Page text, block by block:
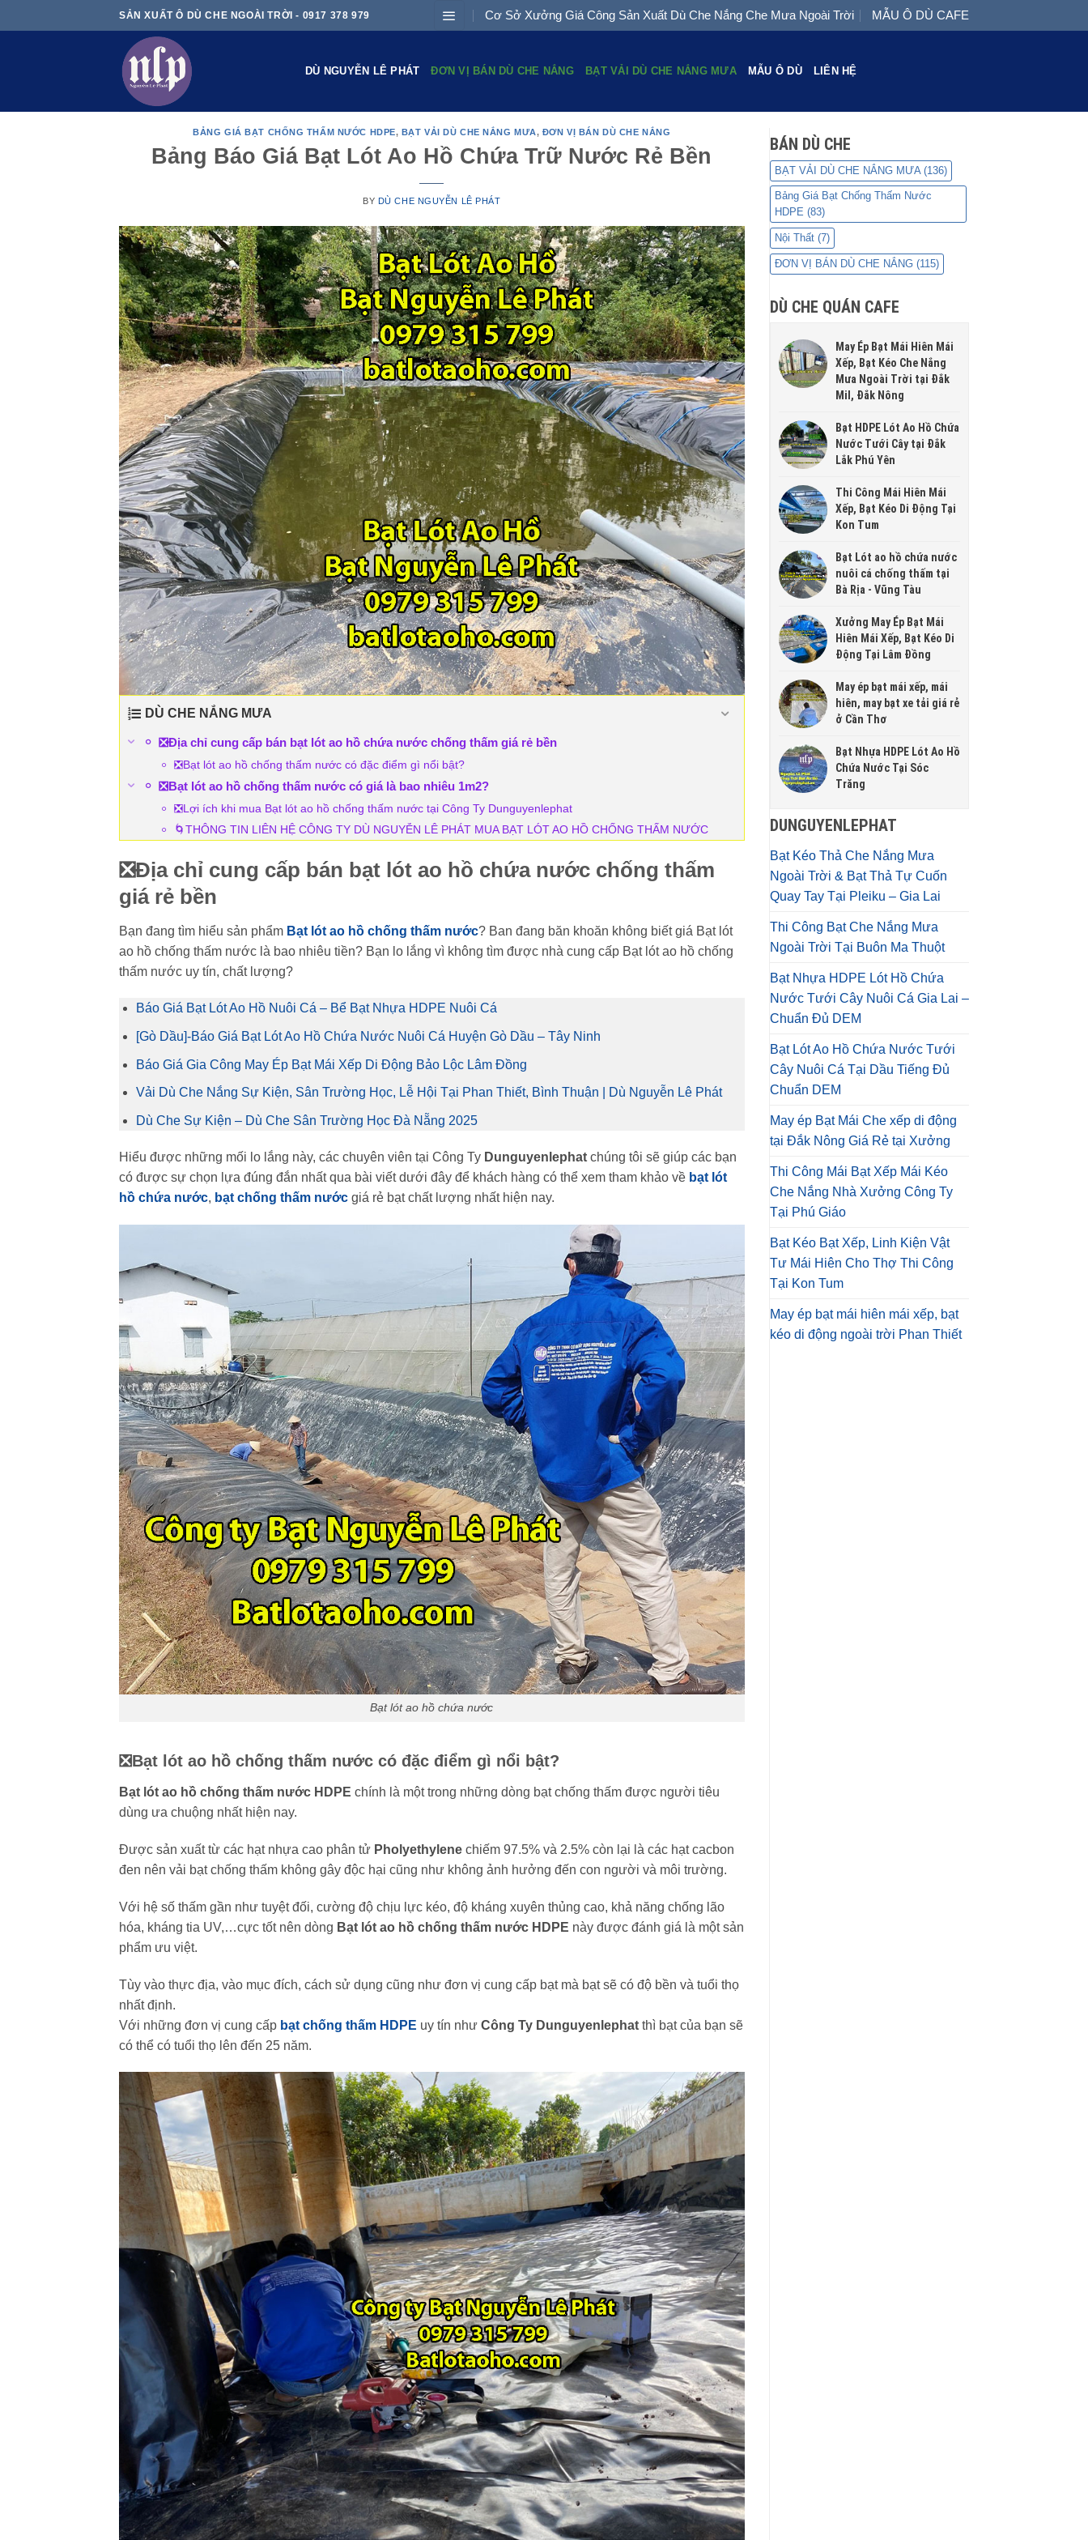
to
SẢN XUẤT Ô DÙ CHE NGOÀI TRỜI - 0917 378 979 Cơ Sở Xưởng Giá Công Sản Xuất Dù Che Nắng Che Mưa Ngoài Trời MẪU Ô DÙ CAFE
DÙ NGUYỄN LÊ PHÁT ĐƠN VỊ BÁN DÙ CHE NẮNG BẠT VẢI DÙ CHE NẮNG MƯA MẪU Ô DÙ LIÊN HỆ
BẢNG GIÁ BẠT CHỐNG THẤM NƯỚC HDPE, BẠT VẢI DÙ CHE NẮNG MƯA, ĐƠN VỊ BÁN DÙ CHE NẮNG
Bảng Báo Giá Bạt Lót Ao Hồ Chứa Trữ Nước Rẻ Bền
BY DÙ CHE NGUYỄN LÊ PHÁT
DÙ CHE NẮNG MƯA
❎Địa chỉ cung cấp bán bạt lót ao hồ chứa nước chống thấm giá rẻ bền
❎Bạt lót ao hồ chống thấm nước có đặc điểm gì nổi bật?
❎Bạt lót ao hồ chống thấm nước có giá là bao nhiêu 1m2?
❎Lợi ích khi mua Bạt lót ao hồ chống thấm nước tại Công Ty Dunguyenlephat
🌀THÔNG TIN LIÊN HỆ CÔNG TY DÙ NGUYỄN LÊ PHÁT MUA BẠT LÓT AO HỒ CHỐNG THẤM NƯỚC
❎Địa chỉ cung cấp bán bạt lót ao hồ chứa nước chống thấm
giá rẻ bền
Bạn đang tìm hiểu sản phẩm Bạt lót ao hồ chống thấm nước? Ban đang băn khoăn không biết giá Bạt lót
ao hồ chống thấm nước là bao nhiêu tiền? Bạn lo lắng vì không tìm được nhà cung cấp Bạt lót ao hồ chống
thấm nước uy tín, chất lượng?
Báo Giá Bạt Lót Ao Hồ Nuôi Cá – Bể Bạt Nhựa HDPE Nuôi Cá
[Gò Dầu]-Báo Giá Bạt Lót Ao Hồ Chứa Nước Nuôi Cá Huyện Gò Dầu – Tây Ninh
Báo Giá Gia Công May Ép Bạt Mái Xếp Di Động Bảo Lộc Lâm Đồng
Vải Dù Che Nắng Sự Kiện, Sân Trường Học, Lễ Hội Tại Phan Thiết, Bình Thuận | Dù Nguyễn Lê Phát
Dù Che Sự Kiện – Dù Che Sân Trường Học Đà Nẵng 2025
Hiểu được những mối lo lắng này, các chuyên viên tại Công Ty Dunguyenlephat chúng tôi sẽ giúp các bạn
có được sự chọn lựa đúng đắn nhất qua bài viết dưới đây để khách hàng có thể xem tham khảo về bạt lót
hồ chứa nước, bạt chống thấm nước giá rẻ bạt chất lượng nhất hiện nay.
Bạt lót ao hồ chứa nước
❎Bạt lót ao hồ chống thấm nước có đặc điểm gì nổi bật?
Bạt lót ao hồ chống thấm nước HDPE chính là một trong những dòng bạt chống thấm được người tiêu
dùng ưa chuộng nhất hiện nay.
Được sản xuất từ các hạt nhựa cao phân tử Pholyethylene chiếm 97.5% và 2.5% còn lại là các hạt cacbon
đen nên vải bạt chống thấm không gây độc hại cũng như không ảnh hưởng đến con người và môi trường.
Với hệ số thấm gần như tuyệt đối, cường độ chịu lực kéo, độ kháng xuyên thủng cao, khả năng chống lão
hóa, kháng tia UV,…cực tốt nên dòng Bạt lót ao hồ chống thấm nước HDPE này được đánh giá là một sản
phẩm ưu việt.
Tùy vào thực địa, vào mục đích, cách sử dụng cũng như đơn vị cung cấp bạt mà bạt sẽ có độ bền và tuổi thọ
nhất định.
Với những đơn vị cung cấp bạt chống thấm HDPE uy tín như Công Ty Dunguyenlephat thì bạt của bạn sẽ
có thể có tuổi thọ lên đến 25 năm.
BÁN DÙ CHE
BẠT VẢI DÙ CHE NẮNG MƯA(136)
Bảng Giá Bạt Chống Thấm Nước
HDPE (83)
Nội Thất(7)
ĐƠN VỊ BÁN DÙ CHE NẮNG(115)
DÙ CHE QUÁN CAFE
May Ép Bạt Mái Hiên Mái
Xếp, Bạt Kéo Che Nắng
Mưa Ngoài Trời tại Đắk
Mil, Đắk Nông
Bạt HDPE Lót Ao Hồ Chứa
Nước Tưới Cây tại Đắk
Lắk Phú Yên
Thi Công Mái Hiên Mái
Xếp, Bạt Kéo Di Động Tại
Kon Tum
Bạt Lót ao hồ chứa nước
nuôi cá chống thấm tại
Bà Rịa - Vũng Tàu
Xưởng May Ép Bạt Mái
Hiên Mái Xếp, Bạt Kéo Di
Động Tại Lâm Đồng
May ép bạt mái xếp, mái
hiên, may bạt xe tải giá rẻ
ở Cần Thơ
Bạt Nhựa HDPE Lót Ao Hồ
Chứa Nước Tại Sóc
Trăng
DUNGUYENLEPHAT
Bạt Kéo Thả Che Nắng Mưa
Ngoài Trời & Bạt Thả Tự Cuốn
Quay Tay Tại Pleiku – Gia Lai
Thi Công Bạt Che Nắng Mưa
Ngoài Trời Tại Buôn Ma Thuột
Bạt Nhựa HDPE Lót Hồ Chứa
Nước Tưới Cây Nuôi Cá Gia Lai –
Chuẩn Đủ DEM
Bạt Lót Ao Hồ Chứa Nước Tưới
Cây Nuôi Cá Tại Dầu Tiếng Đủ
Chuẩn DEM
May ép Bạt Mái Che xếp di động
tại Đắk Nông Giá Rẻ tại Xưởng
Thi Công Mái Bạt Xếp Mái Kéo
Che Nắng Nhà Xưởng Công Ty
Tại Phú Giáo
Bạt Kéo Bạt Xếp, Linh Kiện Vật
Tư Mái Hiên Cho Thợ Thi Công
Tại Kon Tum
May ép bạt mái hiên mái xếp, bạt
kéo di động ngoài trời Phan Thiết